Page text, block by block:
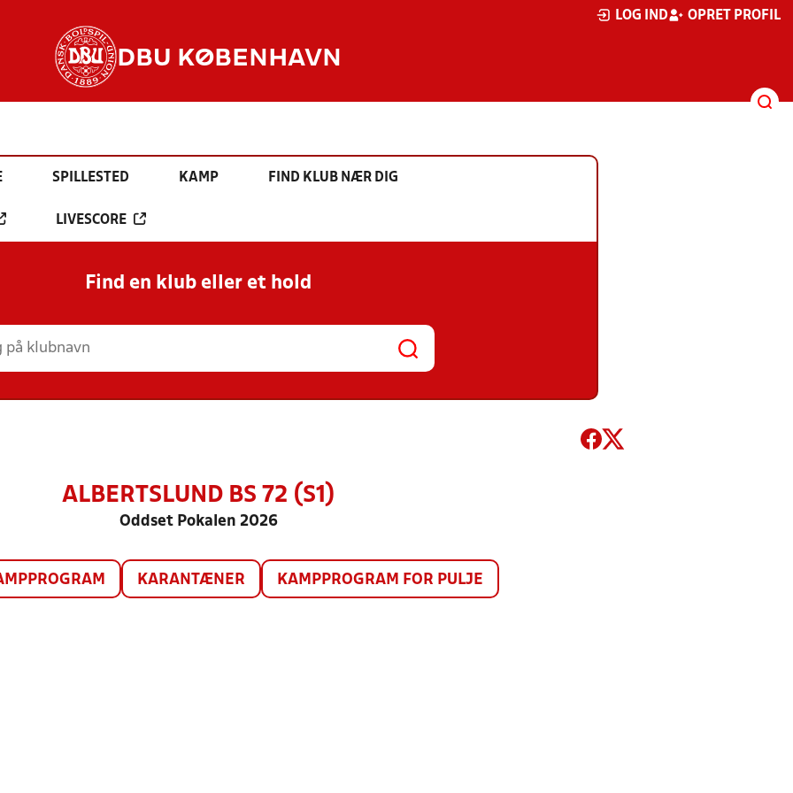
LOG IND OPRET PROFIL
DBU KØBENHAVN
SPILLESTED KAMP FIND KLUB NÆR DIG
LIVESCORE
Find en klub eller et hold
ALBERTSLUND BS 72 (S1)
Oddset Pokalen 2026
KARANTÆNER KAMPPROGRAM FOR PULJE